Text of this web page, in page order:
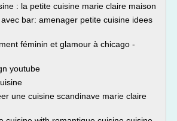
: la petite cuisine marie claire maison
bar: amenager petite cuisine idees
féminin et glamour à chicago -
youtube
une cuisine scandinave marie claire